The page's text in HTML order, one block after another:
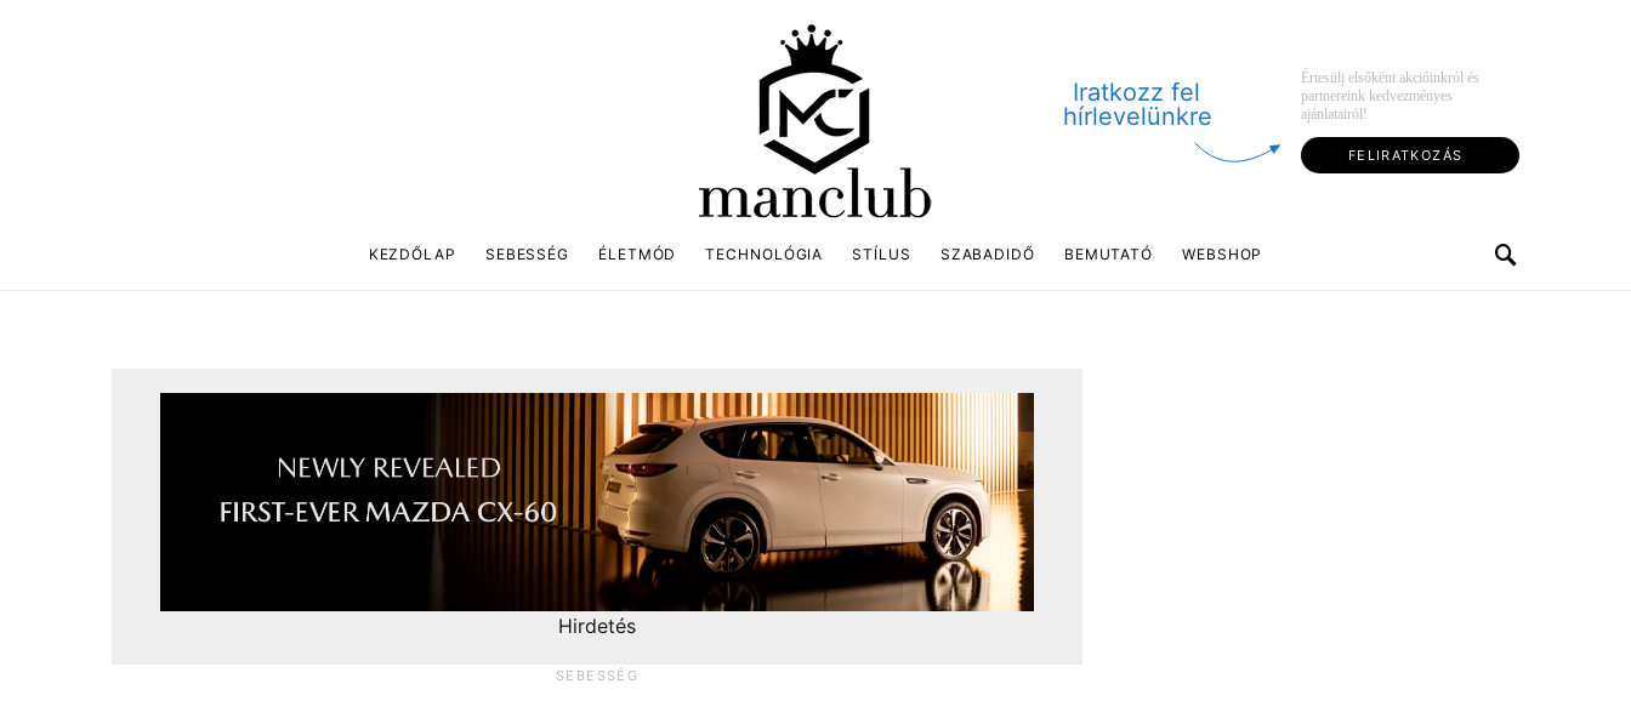
Iratkozz fel
hírlevelünkre
Értesülj elsőként akcióinkról és
partnereink kedvezményes
ajánlatairól!
FELIRATKOZÁS
KEZDŐLAP SEBESSÉG ÉLETMÓD TECHNOLÓGIA STÍLUS SZABADIDŐ BEMUTATÓ WEBSHOP
Hirdetés
SEBESSÉG